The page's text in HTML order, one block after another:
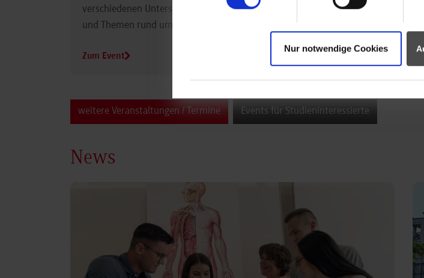
Nur notwendige Cookies
verschiedenen Unterstützungsmöglichkeiten
und Themen rund um das Studium.
Zum Event Zum Event
weitere Veranstaltungen / Termine Events für Studieninteressierte
News